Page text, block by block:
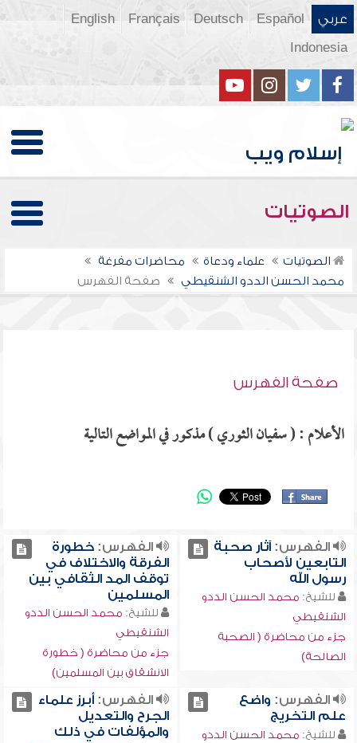
عربي Español
Deutsch
Français
English
Indonesia
الصوتيات
الصوتيات علماء ودعاة
محاضرات مفرغة
محمد الحسن الددو الشنقيطي
صفحة الفهرس
صفحة الفهرس
الأعلام : ( سفيان الثوري ) مذكور في المواضع التالية
الفهرس:آثار صحبة
التابعين لأصحاب
رسول الله
للشيخ: محمد الحسن الددو
الشنقيطي
جزء من محاضرة ( الصحبة
الصالحة)
الفهرس:خطورة
الفرقة والاختلاف في
توقف المد الثقافي بين
المسلمين
للشيخ: محمد الحسن الددو
الشنقيطي
جزء من محاضرة ( خطورة
الانشقاق بين المسلمين)
الفهرس: واضع
علم التخريج
للشيخ: محمد الحسن الددو
الفهرس:أبرز علماء
الجرح والتعديل
والمؤلفات في ذلك